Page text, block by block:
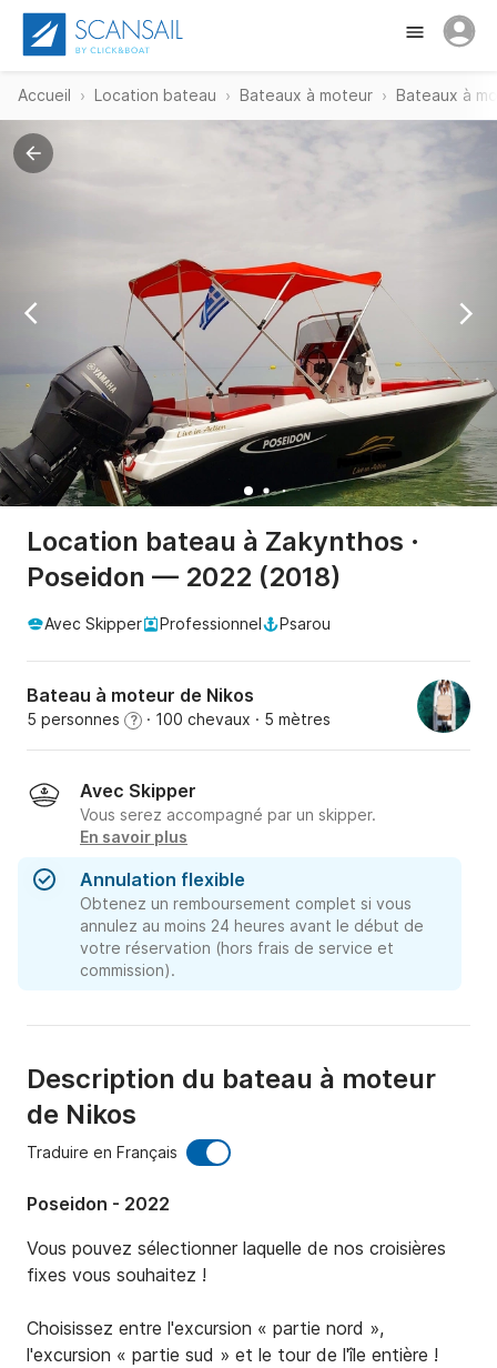
Accueil Location bateau Bateaux à moteur Bateaux à
Location bateau à Zakynthos ·
Poseidon — 2022 (2018)
Avec Skipper Professionnel Psarou
Bateau à moteur de Nikos
5 personnes ? · 100 chevaux · 5 mètres
Avec Skipper
Vous serez accompagné par un skipper.
En savoir plus
Annulation flexible
Obtenez un remboursement complet si vous
annulez au moins 24 heures avant le début de
votre réservation (hors frais de service et
commission).
Description du bateau à moteur
de Nikos
Traduire en Français
Poseidon - 2022
Vous pouvez sélectionner laquelle de nos croisières
fixes vous souhaitez !
Choisissez entre l'excursion « partie nord »,
l'excursion « partie sud » et le tour de l'île entière !